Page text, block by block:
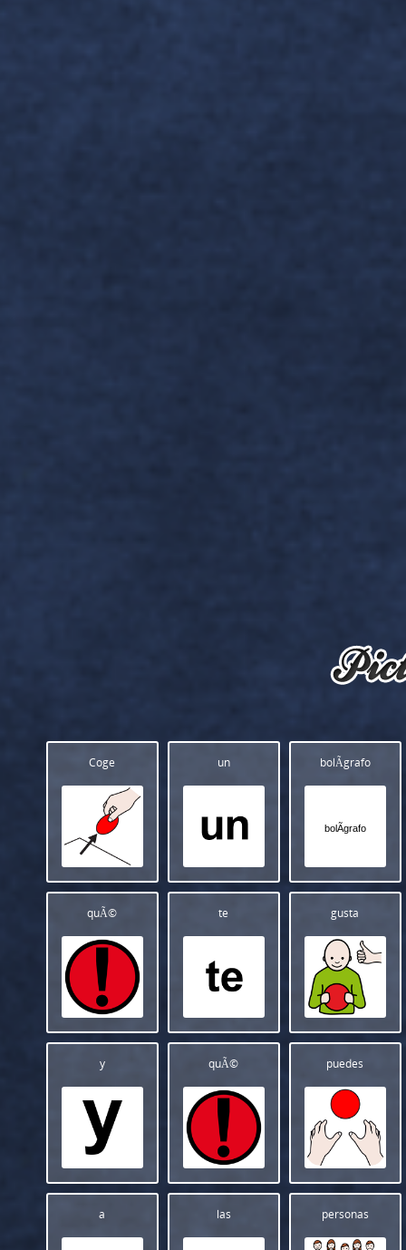
Coge un bolÃ­grafo
bolÃ­grafo
quÃ© te gusta
y quÃ© puedes
a las personas